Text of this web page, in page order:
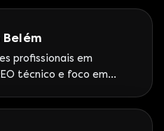
Next.js e SEO técnico.
profissionais em
técnico e foco em
com foco em ROI.